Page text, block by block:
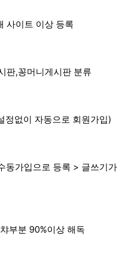
사이트 이상 등록
판,꽁머니게시판 분류
정없이 자동으로 회원가입)
동가입으로 등록 > 글쓰기가
부분 90%이상 해독